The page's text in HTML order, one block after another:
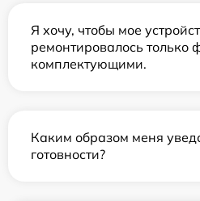
Я хочу, чтобы мое
ремонтировалось
комплектующими.
Каким образом меня
готовности?